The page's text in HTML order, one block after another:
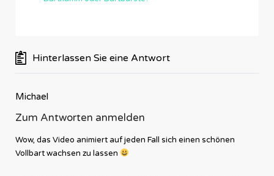
Hinterlassen Sie eine Antwort
Michael
Zum Antworten anmelden
Wow, das Video animiert auf jeden Fall sich einen schönen
Vollbart wachsen zu lassen